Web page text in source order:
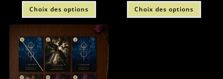
Choix des options
Ce
a
plusieurs
variations.
Les
options
peuvent
être
choisies
sur
Choix des options
Ce
a